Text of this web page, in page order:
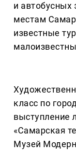
и автобусных
местам
известные
класс по
выступление
«Самарская
Музей